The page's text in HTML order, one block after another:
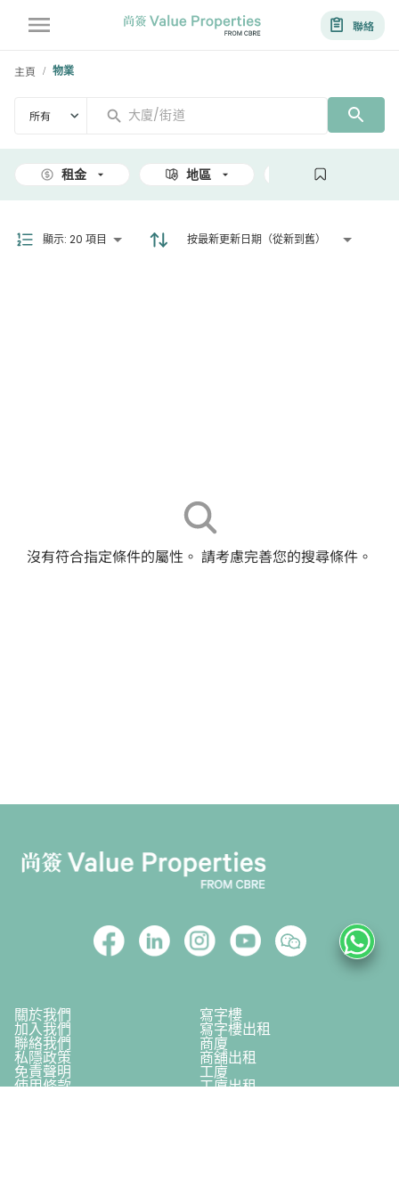
聯絡
主頁 / 物業
所有
租金 地區 面積
顯示: 20 項目 按最新更新日期（從新到舊）
沒有符合指定條件的屬性。 請考慮完善您的搜尋條件。
關於我們 寫字樓
加入我們 寫字樓出租
聯絡我們 商廈
私隱政策 商舖出租
免責聲明 工廈
使用條款 工廈出租